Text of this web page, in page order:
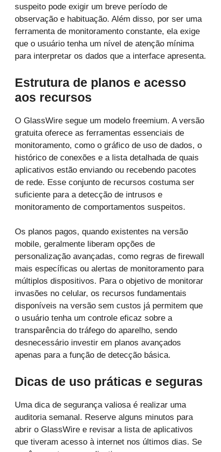
suspeito pode exigir um breve período de
observação e habituação. Além disso, por ser uma
ferramenta de monitoramento constante, ela exige
que o usuário tenha um nível de atenção mínima
para interpretar os dados que a interface apresenta.
Estrutura de planos e acesso
aos recursos
O GlassWire segue um modelo freemium. A versão
gratuita oferece as ferramentas essenciais de
monitoramento, como o gráfico de uso de dados, o
histórico de conexões e a lista detalhada de quais
aplicativos estão enviando ou recebendo pacotes
de rede. Esse conjunto de recursos costuma ser
suficiente para a detecção de intrusos e
monitoramento de comportamentos suspeitos.
Os planos pagos, quando existentes na versão
mobile, geralmente liberam opções de
personalização avançadas, como regras de firewall
mais específicas ou alertas de monitoramento para
múltiplos dispositivos. Para o objetivo de monitorar
invasões no celular, os recursos fundamentais
disponíveis na versão sem custos já permitem que
o usuário tenha um controle eficaz sobre a
transparência do tráfego do aparelho, sendo
desnecessário investir em planos avançados
apenas para a função de detecção básica.
Dicas de uso práticas e seguras
Uma dica de segurança valiosa é realizar uma
auditoria semanal. Reserve alguns minutos para
abrir o GlassWire e revisar a lista de aplicativos
que tiveram acesso à internet nos últimos dias. Se